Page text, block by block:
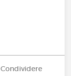
Condividere